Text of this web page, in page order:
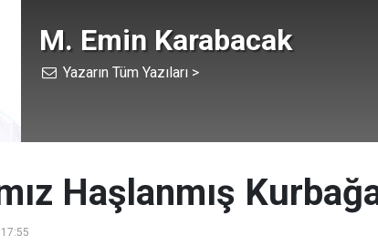
M. Emin Karabacak
Yazarın Tüm Yazıları >
Haşlanmış